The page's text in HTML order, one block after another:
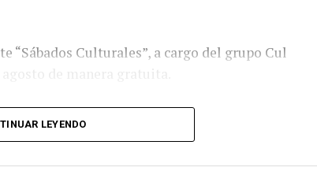
“Sábados Culturales”, a cargo del grupo Cul
Expresiva coordinado por Sandra López
de Autores Marplatenses, ubicada en el
LEYENDO